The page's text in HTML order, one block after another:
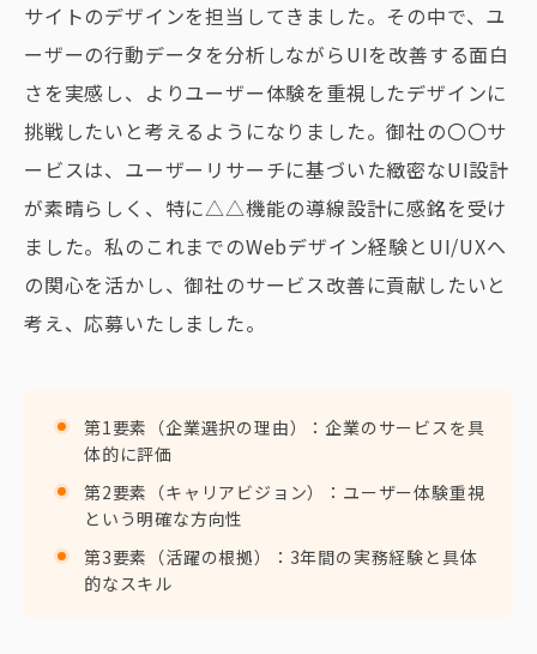
サイトのデザインを担当してきました。その中で、ユ
ーザーの行動データを分析しながらUIを改善する面白
さを実感し、よりユーザー体験を重視したデザインに
挑戦したいと考えるようになりました。御社の〇〇サ
ービスは、ユーザーリサーチに基づいた緻密なUI設計
が素晴らしく、特に△△機能の導線設計に感銘を受け
ました。私のこれまでのWebデザイン経験とUI/UXへ
の関心を活かし、御社のサービス改善に貢献したいと
考え、応募いたしました。
第1要素（企業選択の理由）：企業のサービスを具
体的に評価
第2要素（キャリアビジョン）：ユーザー体験重視
という明確な方向性
第3要素（活躍の根拠）：3年間の実務経験と具体
的なスキル